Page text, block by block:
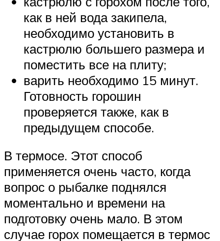
как в ней вода закипела,
необходимо установить в
кастрюлю большего размера и
поместить все на плиту;
варить необходимо 15 минут.
Готовность горошин
проверяется также, как в
предыдущем способе.
В термосе. Этот способ
применяется очень часто, когда
вопрос о рыбалке поднялся
моментально и времени на
подготовку очень мало. В этом
случае горох помещается в термос